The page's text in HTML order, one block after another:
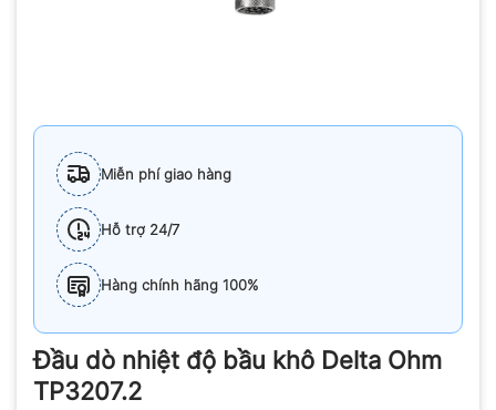
Miễn phí giao hàng
Hỗ trợ 24/7
Hàng chính hãng 100%
Đầu dò nhiệt độ bầu khô Delta Ohm
TP3207.2